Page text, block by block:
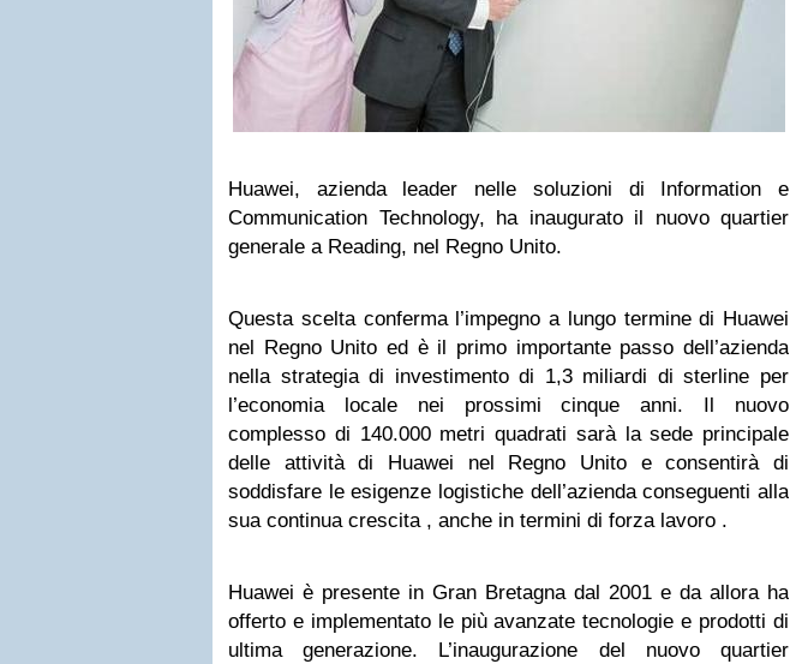
Huawei, azienda leader nelle soluzioni di Information e
Communication Technology, ha inaugurato il nuovo quartier
generale a Reading, nel Regno Unito.
Questa scelta conferma l’impegno a lungo termine di Huawei
nel Regno Unito ed è il primo importante passo dell’azienda
nella strategia di investimento di 1,3 miliardi di sterline per
l’economia locale nei prossimi cinque anni. Il nuovo
complesso di 140.000 metri quadrati sarà la sede principale
delle attività di Huawei nel Regno Unito e consentirà di
soddisfare le esigenze logistiche dell’azienda conseguenti alla
sua continua crescita , anche in termini di forza lavoro .
Huawei è presente in Gran Bretagna dal 2001 e da allora ha
offerto e implementato le più avanzate tecnologie e prodotti di
ultima generazione. L’inaugurazione del nuovo quartier